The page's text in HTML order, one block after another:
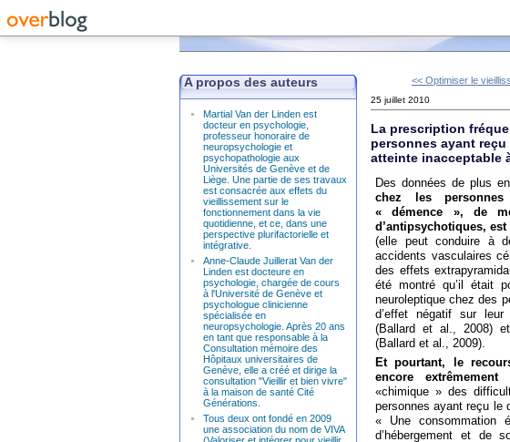
A propos des auteurs
Martial Van der Linden est
docteur en psychologie,
professeur honoraire de
neuropsychologie et
psychopathologie aux
Universités de Genève et de
Liège. Une partie de ses travaux
est consacrée aux effets du
vieillissement sur le
fonctionnement dans la vie
quotidienne, et ce, dans une
perspective plurifactorielle et
intégrative.
Anne-Claude Juillerat Van der
Linden est docteure en
psychologie, chargée de cours
à l'Université de Genève et
psychologue clinicienne
spécialisée en
neuropsychologie. Après 20 ans
en tant que responsable à la
Consultation mémoire des
Hôpitaux universitaires de
Genève, elle a créé et dirige la
consultation "Vieillir et bien vivre"
à la maison de santé Cité
Générations.
Tous deux ont fondé en 2009
une association du nom de VIVA
<< Optimiser le
25 juillet 2010
La prescription
personnes ayant
atteinte inacceptable
Des données de plus
chez les
« démence », de
d’antipsychotiques,
(elle peut conduire à
accidents vasculaires
des effets
été montré qu’il était
neuroleptique chez des
d’effet négatif sur leur
(Ballard et al., 2008)
(Ballard et al., 2009).
Et pourtant, le
encore extrêmement
«chimique » des
personnes ayant reçu le
« Une consommation
d’hébergement et de